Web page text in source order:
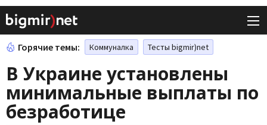
Горячие темы: Коммуналка Тесты bigmir)net
В Украине установлены
минимальные выплаты по
безработице